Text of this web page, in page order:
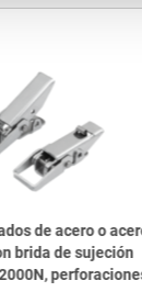
de acero o
brida de sujeción